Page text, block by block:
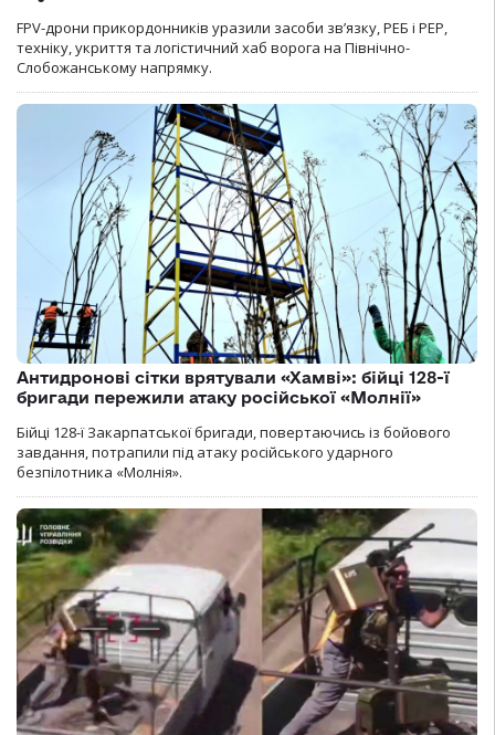
FPV-дрони прикордонників уразили засоби зв’язку, РЕБ і РЕР,
техніку, укриття та логістичний хаб ворога на Північно-
Слобожанському напрямку.
Антидронові сітки врятували «Хамві»: бійці 128-ї
бригади пережили атаку російської «Молнії»
Бійці 128-ї Закарпатської бригади, повертаючись із бойового
завдання, потрапили під атаку російського ударного
безпілотника «Молнія».